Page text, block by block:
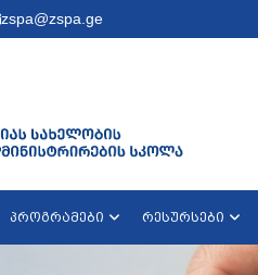
zspa@zspa.ge
პროგრამები რესურსები